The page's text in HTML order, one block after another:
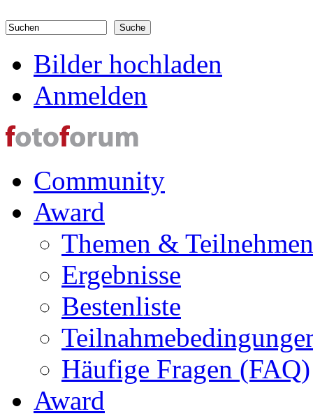
Suchformular
Bilder hochladen
Anmelden
Community
Award
Themen & Teilnehmen
Ergebnisse
Bestenliste
Häufige Fragen (FAQ)
Award